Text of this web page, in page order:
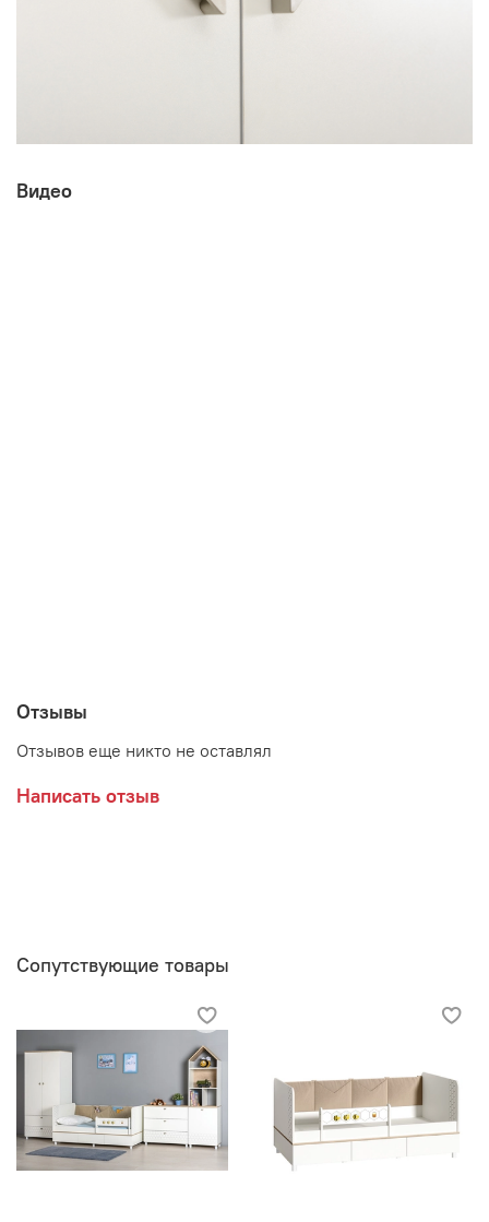
Видео
Отзывы
Отзывов еще никто не оставлял
Написать отзыв
Сопутствующие товары